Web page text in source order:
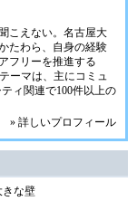
こえない。名古屋大
たわら、自身の経験
フリーを推進する
ーマは、主にコミュ
ィ関連で100件以上の
» 詳しいプロフィール
きな壁